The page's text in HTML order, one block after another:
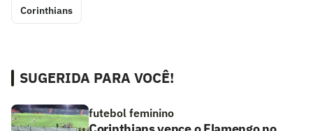
Corinthians
SUGERIDA PARA VOCÊ!
futebol feminino